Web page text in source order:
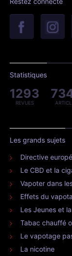
Statistiques
1293
REVUES
Les grands sujets
Directive
Le CBD et la
Vapoter dans
Effets du
Les Jeunes et
Tabac chauffé
Le vapotage
La nicotine